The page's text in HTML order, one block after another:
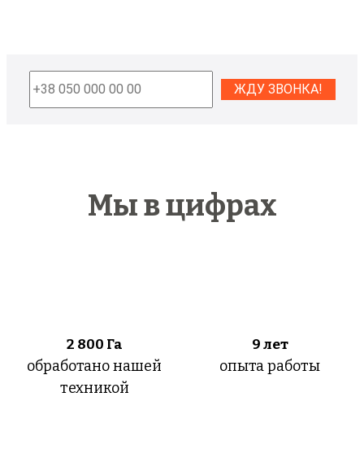
Мы в цифрах
2 800 Га
обработано нашей
техникой
9 лет
опыта работы